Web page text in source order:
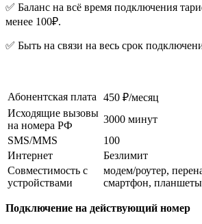
✅ Баланс на всё время подключения
менее 100₽.
✅ Быть на связи на весь срок
Абонентская плата
450 ₽/месяц
Исходящие вызовы
на номера РФ
3000 минут
SMS/MMS
100
Интернет
Безлимит
Совместимость с
устройствами
модем/роутер,
смартфон,
Подключение на действующий номер